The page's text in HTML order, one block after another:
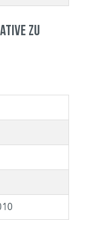
zu